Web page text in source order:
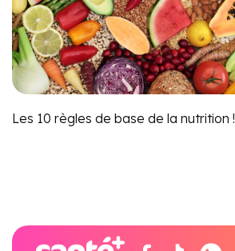
Les 10 règles de base de la nutrition !